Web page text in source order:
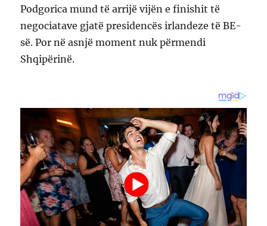
Podgorica mund të arrijë vijën e finishit të
negociatave gjatë presidencës irlandeze të BE-
së. Por në asnjë moment nuk përmendi
Shqipërinë.